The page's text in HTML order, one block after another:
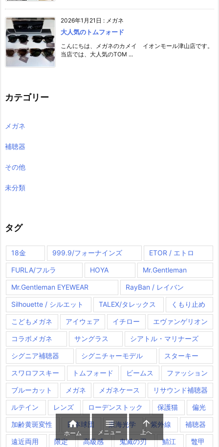
2026年1月21日 : メガネ
大人気のトムフォード
こんにちは、メガネのカメイ イオンモール津山店です。
当店では、大人気のTOM ...
カテゴリー
メガネ
補聴器
その他
未分類
タグ
18金 999.9/フォーナインズ ETOR / エトロ
FURLA/フルラ HOYA Mr.Gentleman
Mr.Gentleman EYEWEAR RayBan / レイバン
Silhouette / シルエット TALEX/タレックス くもり止め
こどもメガネ アイウェア イチロー エヴァンゲリオン
コラボメガネ サングラス シアトル・マリナーズ
シグニア補聴器 シグニチャーモデル スターキー
スワロフスキー トムフォード ビームス ファッション
ブルーカット メガネ メガネケース リサウンド補聴器
ルテイン レンズ ローデンストック 保護猫 偏光
加齢黄斑変性 日本球団 東海光学 紫外線 補聴器
遠近両用 限定 高級感 鬼滅の刃 鯖江 鼈甲

ホーム

メニュー

上へ